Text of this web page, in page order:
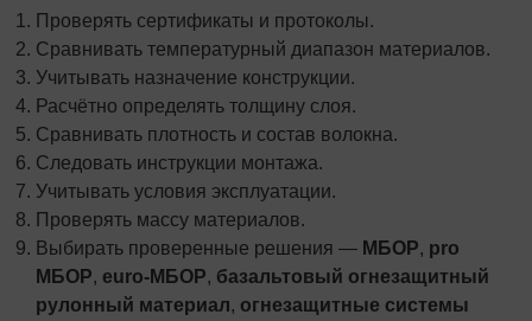
Проверять сертификаты и протоколы.
Сравнивать температурный диапазон материалов.
Учитывать назначение конструкции.
Расчётно определять толщину слоя.
Сравнивать плотность и состав волокна.
Следовать инструкции монтажа.
Учитывать условия эксплуатации.
Проверять массу материалов.
Выбирать проверенные решения — МБОР, pro
МБОР, euro-МБОР, базальтовый огнезащитный
рулонный материал, огнезащитные системы